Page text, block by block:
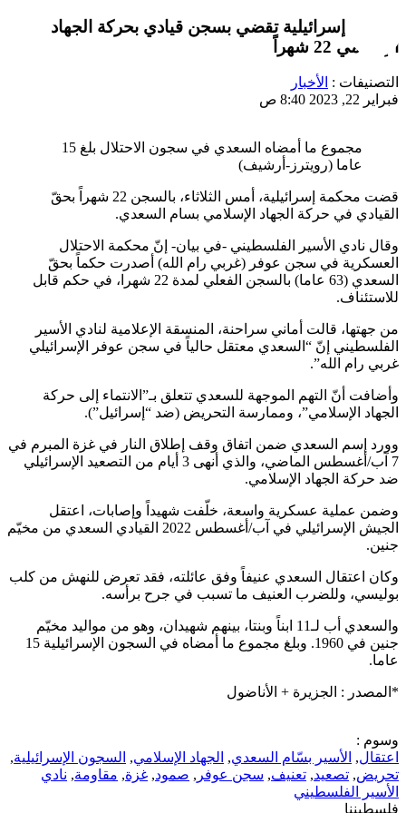
محكمة إسرائيلية تقضي بسجن قيادي بحركة الجهاد
الإسلامي 22 شهراً
التصنيفات : الأخبار
فبراير 22, 2023 8:40 ص
مجموع ما أمضاه السعدي في سجون الاحتلال بلغ 15
عاما (رويترز-أرشيف)
قضت محكمة إسرائيلية، أمس الثلاثاء، بالسجن 22 شهراً بحقّ
القيادي في حركة الجهاد الإسلامي بسام السعدي.
وقال نادي الأسير الفلسطيني -في بيان- إنّ محكمة الاحتلال
العسكرية في سجن عوفر (غربي رام الله) أصدرت حكماً بحقّ
السعدي (63 عاما) بالسجن الفعلي لمدة 22 شهرا، في حكم قابل
للاستئناف.
من جهتها، قالت أماني سراحنة، المنسقة الإعلامية لنادي الأسير
الفلسطيني إنّ “السعدي معتقل حالياً في سجن عوفر الإسرائيلي
غربي رام الله”.
وأضافت أنّ التهم الموجهة للسعدي تتعلق بـ”الانتماء إلى حركة
الجهاد الإسلامي”، وممارسة التحريض (ضد “إسرائيل”).
وورد إسم السعدي ضمن اتفاق وقف إطلاق النار في غزة المبرم في
7 آب/أغسطس الماضي، والذي أنهى 3 أيام من التصعيد الإسرائيلي
ضد حركة الجهاد الإسلامي.
وضمن عملية عسكرية واسعة، خلّفت شهيداً وإصابات، اعتقل
الجيش الإسرائيلي في آب/أغسطس 2022 القيادي السعدي من مخيّم
جنين.
وكان اعتقال السعدي عنيفاً وفق عائلته، فقد تعرض للنهش من كلب
بوليسي، وللضرب العنيف ما تسبب في جرح برأسه.
والسعدي أب لـ11 ابناً وبنتا، بينهم شهيدان، وهو من مواليد مخيّم
جنين في 1960. وبلغ مجموع ما أمضاه في السجون الإسرائيلية 15
عاما.
*المصدر : الجزيرة + الأناضول
وسوم :
اعتقال, الأسير بسّام السعدي, الجهاد الإسلامي, السجون الإسرائيلية,
تحريض, تصعيد, تعنيف, سجن عوفر , صمود, غزة, مقاومة, نادي
الأسير الفلسطيني
فلسطيننا